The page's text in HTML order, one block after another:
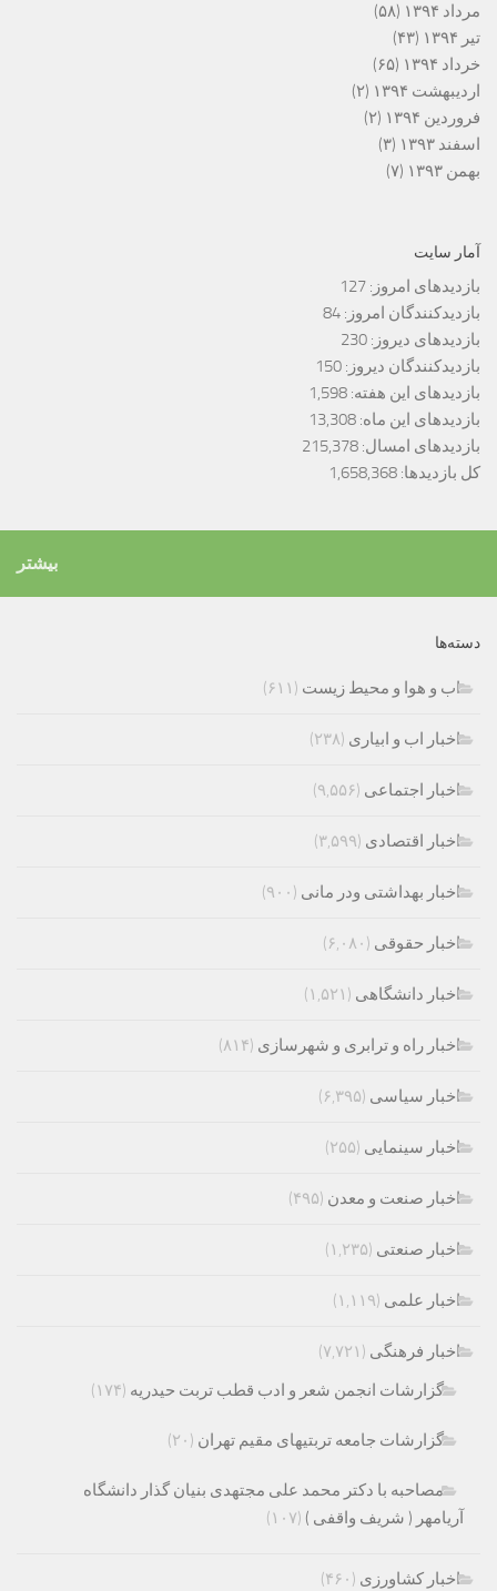
مرداد ۱۳۹۴
(۵۸)
تیر ۱۳۹۴
(۴۳)
خرداد ۱۳۹۴
(۶۵)
اردیبهشت ۱۳۹۴
(۲)
فروردین ۱۳۹۴
(۲)
اسفند ۱۳۹۳
(۳)
بهمن ۱۳۹۳
(۷)
آمار سایت
بازدیدهای امروز: 127
بازدیدکنندگان امروز: 84
بازدیدهای دیروز: 230
بازدیدکنندگان دیروز: 150
بازدیدهای این هفته: 1,598
بازدیدهای این ماه: 13,308
بازدیدهای امسال: 215,378
کل بازدیدها: 1,658,368
بیشتر
دسته‌ها
اب و هوا و محیط زیست (۶۱۱)
اخبار اب و ابیاری (۲۳۸)
اخبار اجتماعی (۹,۵۵۶)
اخبار اقتصادی (۳,۵۹۹)
اخبار بهداشتی ودر مانی (۹۰۰)
اخبار حقوقی (۶,۰۸۰)
اخبار دانشگاهی (۱,۵۲۱)
اخبار راه و ترابری و شهرسازی (۸۱۴)
اخبار سیاسی (۶,۳۹۵)
اخبار سینمایی (۲۵۵)
اخبار صنعت و معدن (۴۹۵)
اخبار صنعتی (۱,۲۳۵)
اخبار علمی (۱,۱۱۹)
اخبار فرهنگی (۷,۷۲۱)
گزارشات انجمن شعر و ادب قطب تربت حیدریه (۱۷۴)
گزارشات جامعه تربتیهای مقیم تهران (۲۰)
مصاحبه با دکتر محمد علی مجتهدی بنیان گذار دانشگاه
آریامهر ( شریف واقفی ) (۱۰۷)
اخبار کشاورزی (۴۶۰)